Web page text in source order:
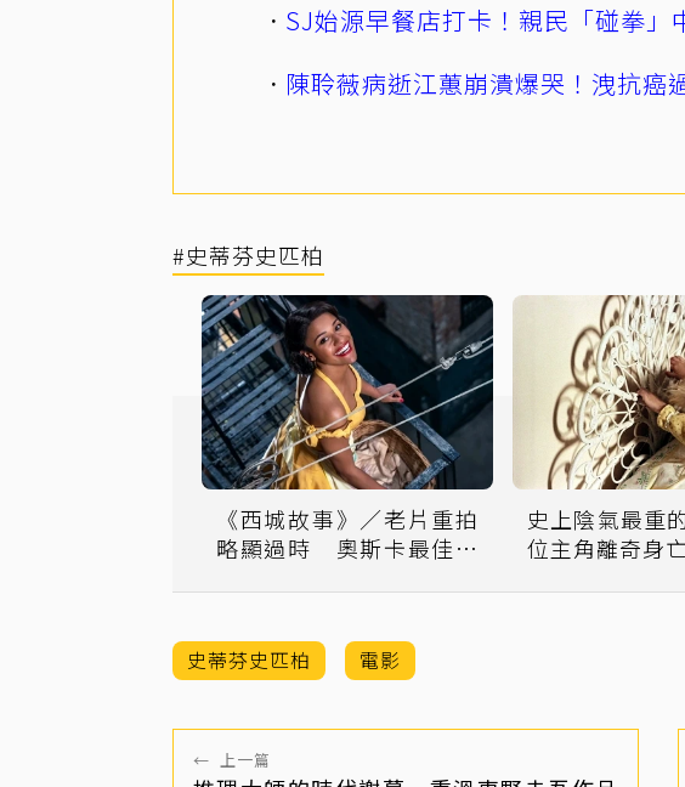
SJ始源早餐店打卡！親民「碰拳」
陳聆薇病逝江蕙崩潰爆哭！洩抗癌
#史蒂芬史匹柏
《西城故事》／老片重拍
略顯過時 奧斯卡最佳女
史上陰氣最重
位主角離奇身亡
史蒂芬史匹柏 電影
← 上一篇